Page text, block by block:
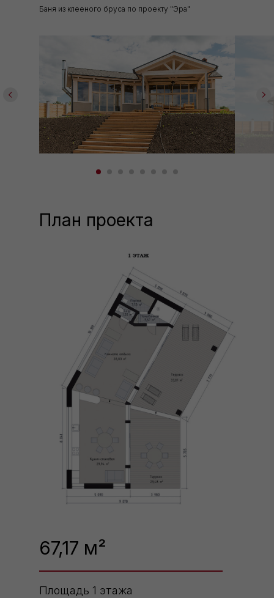
Баня из клееного бруса по проекту "Эра"
План проекта
67,17 м²
Площадь 1 этажа